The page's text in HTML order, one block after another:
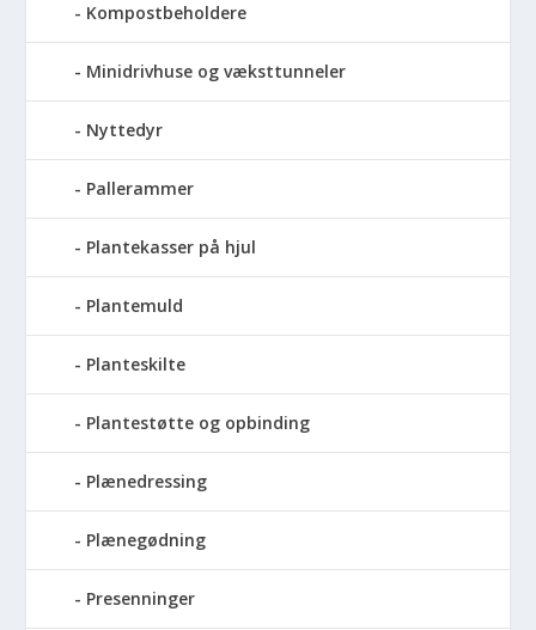
Kompostbeholdere
Minidrivhuse og væksttunneler
Nyttedyr
Pallerammer
Plantekasser på hjul
Plantemuld
Planteskilte
Plantestøtte og opbinding
Plænedressing
Plænegødning
Presenninger